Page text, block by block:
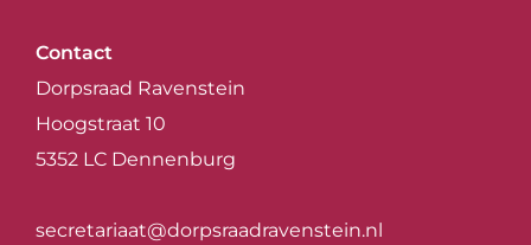
Contact
Dorpsraad Ravenstein
Hoogstraat 10
5352 LC Dennenburg
secretariaat@dorpsraadravenstein.nl